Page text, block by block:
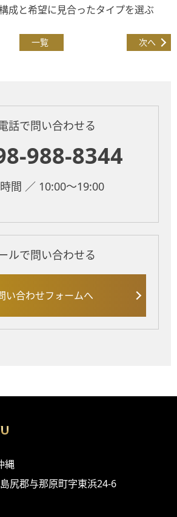
成と希望に見合ったタイプを選ぶ
一覧 次へ
話で問い合わせる
988-8344
間 ／ 10:00～19:00
ルで問い合わせる
い合わせフォームへ
縄
尻郡与那原町字東浜24-6